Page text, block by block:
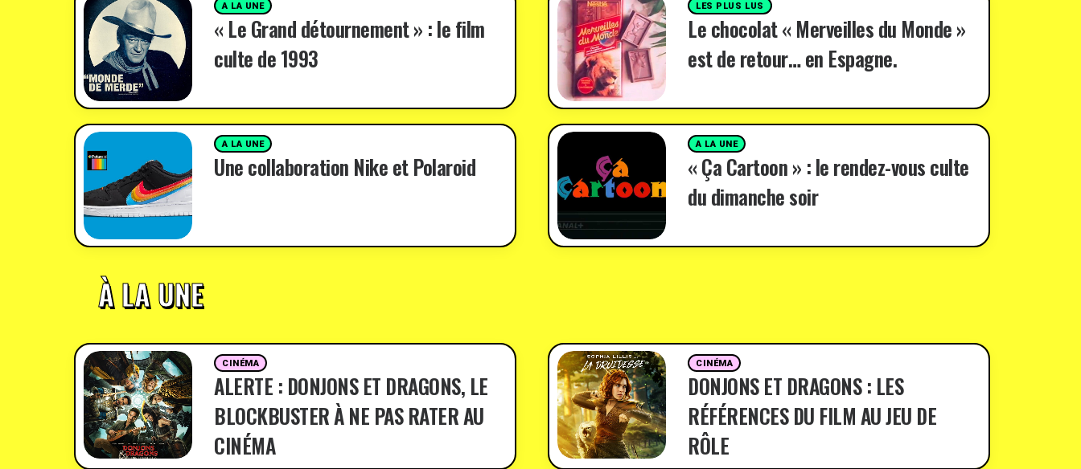
A LA UNE
« Le Grand détournement » : le film
culte de 1993
LES PLUS LUS
Le chocolat « Merveilles du Monde »
est de retour… en Espagne.
A LA UNE
Une collaboration Nike et Polaroid
A LA UNE
« Ça Cartoon » : le rendez-vous culte
du dimanche soir
À LA UNE
CINÉMA
ALERTE : DONJONS ET DRAGONS, LE
BLOCKBUSTER À NE PAS RATER AU
CINÉMA
CINÉMA
DONJONS ET DRAGONS : LES
RÉFÉRENCES DU FILM AU JEU DE
RÔLE